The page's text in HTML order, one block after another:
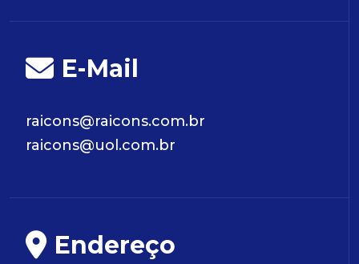
E-Mail
raicons@raicons.com.br
raicons@uol.com.br
Endereço